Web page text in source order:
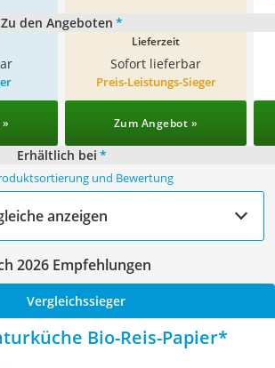
Zu den Angeboten *
Lieferzeit
Sofort lieferbar
Preis-Leistungs-Sieger
Zum Angebot »
Erhältlich bei *
und Bewertung
anzeigen
2026 Empfehlungen
Vergleichssieger
Bio-Reis-Papier